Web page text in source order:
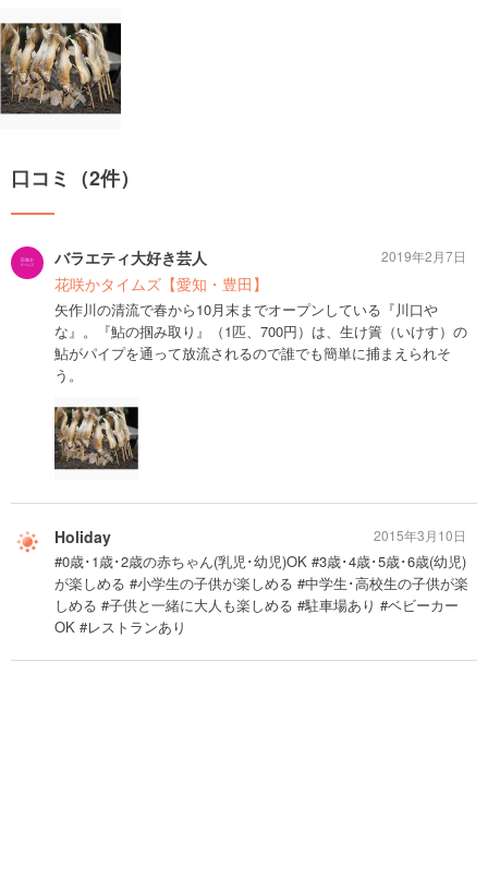
口コミ（2件）
バラエティ大好き芸人
花咲かタイムズ【愛知・豊田】
矢作川の清流で春から10月末までオープンしている『川口や
な』。『鮎の掴み取り』（1匹、700円）は、生け簀（いけす）の
鮎がパイプを通って放流されるので誰でも簡単に捕まえられそ
う。
2019年2月7日
Holiday
#0歳･1歳･2歳の赤ちゃん(乳児･幼児)OK #3歳･4歳･5歳･6歳(幼児)
が楽しめる #小学生の子供が楽しめる #中学生･高校生の子供が楽
しめる #子供と一緒に大人も楽しめる #駐車場あり #ベビーカー
OK #レストランあり
2015年3月10日